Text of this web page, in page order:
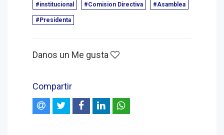
#institucional #Comision Directiva #Asamblea
#Presidenta
Danos un Me gusta
Compartir